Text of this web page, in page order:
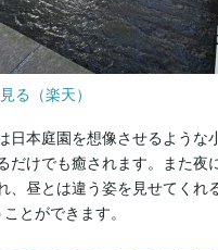
る（楽天）
日本庭園を想像させるような
だけでも癒されます。また夜
、昼とは違う姿を見せてくれ
とができます。